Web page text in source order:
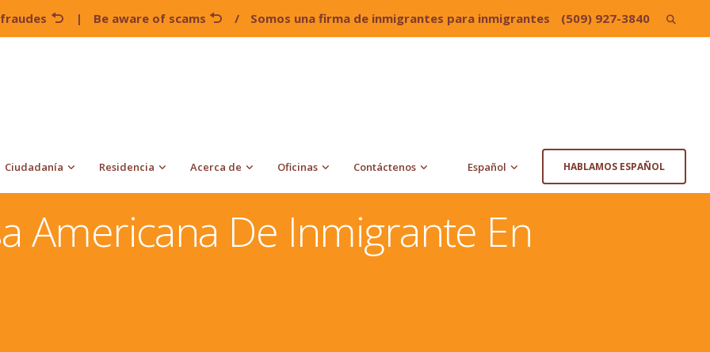
| Be aware of scams / Somos una firma de inmigrantes para inmigrantes (509) 927-3840 Search
Ciudadanía Residencia Acerca de Oficinas Contáctenos Español HABLAMOS ESPAÑOL
Para Cada País Solicitudes De Visa Americana De
Americana De Inmigrante En